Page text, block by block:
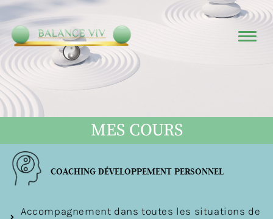
MES COURS
COACHING DÉVELOPPEMENT PERSONNEL
Accompagnement dans toutes les situations de